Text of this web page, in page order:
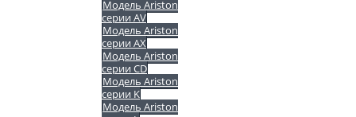
Модель Ariston
серии AV
Модель Ariston
серии AX
Модель Ariston
серии CD
Модель Ariston
серии K
Модель Ariston